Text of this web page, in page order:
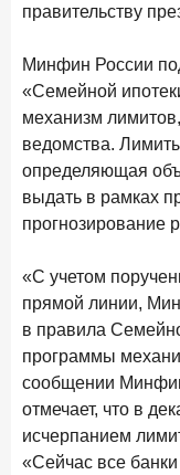
4 июня 2026 года
Синергия
партнерстве
1 июня 2026 года
В борьбе за
понимать контекст
28 мая 2026 года
Доверие
25 мая 2026 года
Ипотека в России:
13 мая 2026 года
«Ни один
сравниться с
6 мая 2026 года
правительству
Минфин России
«Семейной
механизм
ведомства.
определяющая
выдать в рамках
прогнозирование
«С учетом
прямой линии,
в правила
программы
сообщении
отмечает, что в
исчерпанием
«Сейчас все